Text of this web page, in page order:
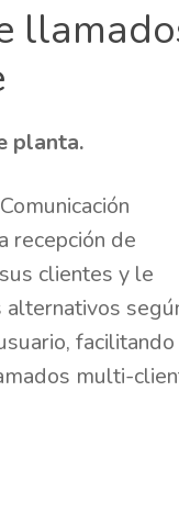
planta.
recepción de
clientes y le
multi-